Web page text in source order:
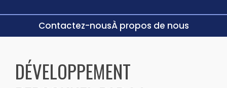
Contactez-nousÀ propos de nous
contentDÉVELOPPEMENT